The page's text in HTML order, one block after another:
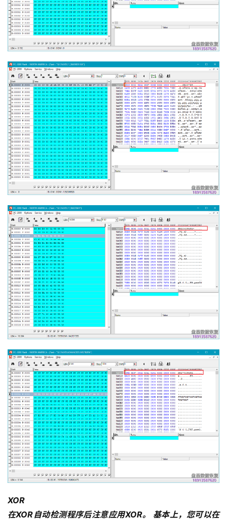
XOR
在XOR自动检测程序后注意应用XOR。
基本上，您可以在